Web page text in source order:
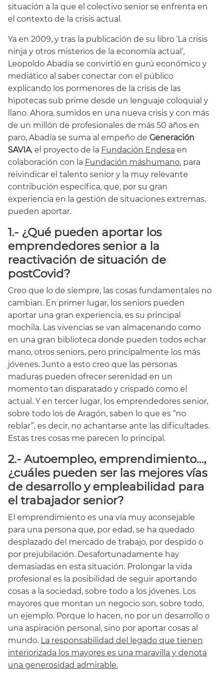
situación a la que el colectivo senior se enfrenta en
el contexto de la crisis actual.
Ya en 2009, y tras la publicación de su libro ‘La crisis
ninja y otros misterios de la economía actual’,
Leopoldo Abadía se convirtió en gurú económico y
mediático al saber conectar con el público
explicando los pormenores de la crisis de las
hipotecas sub prime desde un lenguaje coloquial y
llano. Ahora, sumidos en una nueva crisis y con más
de un millón de profesionales de más 50 años en
paro, Abadía se suma al empeño de Generación
SAVIA, el proyecto de la Fundación Endesa en
colaboración con la Fundación máshumano, para
reivindicar el talento senior y la muy relevante
contribución específica, que, por su gran
experiencia en la gestión de situaciones extremas,
pueden aportar.
1.- ¿Qué pueden aportar los
emprendedores senior a la
reactivación de situación de
postCovid?
Creo que lo de siempre, las cosas fundamentales no
cambian. En primer lugar, los seniors pueden
aportar una gran experiencia, es su principal
mochila. Las vivencias se van almacenando como
en una gran biblioteca donde pueden todos echar
mano, otros seniors, pero principalmente los más
jóvenes. Junto a esto creo que las personas
maduras pueden ofrecer serenidad en un
momento tan disparatado y crispado como el
actual. Y en tercer lugar, los emprendedores senior,
sobre todo los de Aragón, saben lo que es “no
reblar”, es decir, no achantarse ante las dificultades.
Estas tres cosas me parecen lo principal.
2.- Autoempleo, emprendimiento…,
¿cuáles pueden ser las mejores vías
de desarrollo y empleabilidad para
el trabajador senior?
El emprendimiento es una vía muy aconsejable
para una persona que, por edad, se ha quedado
desplazado del mercado de trabajo, por despido o
por prejubilación. Desafortunadamente hay
demasiadas en esta situación. Prolongar la vida
profesional es la posibilidad de seguir aportando
cosas a la sociedad, sobre todo a los jóvenes. Los
mayores que montan un negocio son, sobre todo,
un ejemplo. Porque lo hacen, no por un desarrollo o
una aspiración personal, sino por aportar cosas al
mundo. La responsabilidad del legado que tienen
interiorizada los mayores es una maravilla y denota
una generosidad admirable.